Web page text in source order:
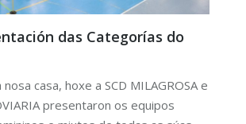
das Categorías do
casa, hoxe a SCD MILAGROSA e
presentaron os equipos